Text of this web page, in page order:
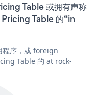
Table 或拥有声称
Table 的“in
程序，或 foreign
Table 的 at rock-